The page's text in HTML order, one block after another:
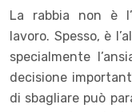
La rabbia non è
lavoro. Spesso, è
specialmente
decisione
di sbagliare può